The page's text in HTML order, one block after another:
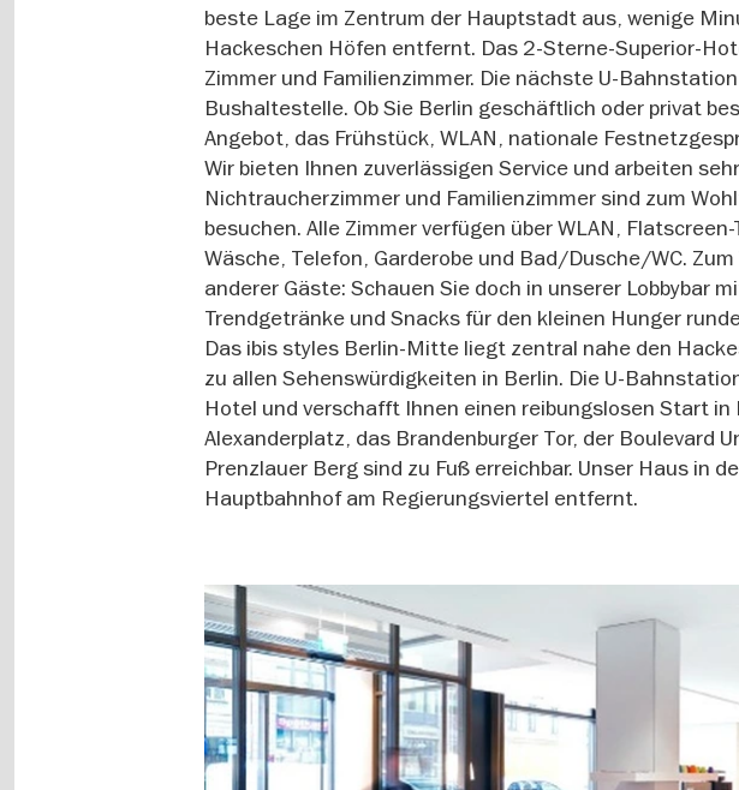
beste Lage im Zentrum der Hauptstadt aus, wenige
Hackeschen Höfen entfernt. Das 2-Sterne-Superior-
Zimmer und Familienzimmer. Die nächste U-
Bushaltestelle. Ob Sie Berlin geschäftlich oder privat
Angebot, das Frühstück, WLAN, nationale
Wir bieten Ihnen zuverlässigen Service und arbeiten
Nichtraucherzimmer und Familienzimmer sind zum
besuchen. Alle Zimmer verfügen über WLAN,
Wäsche, Telefon, Garderobe und Bad/Dusche/WC.
anderer Gäste: Schauen Sie doch in unserer Lobbybar
Trendgetränke und Snacks für den kleinen Hunger
Das ibis styles Berlin-Mitte liegt zentral nahe den
zu allen Sehenswürdigkeiten in Berlin. Die U-
Hotel und verschafft Ihnen einen reibungslosen Start
Alexanderplatz, das Brandenburger Tor, der Boulevard
Prenzlauer Berg sind zu Fuß erreichbar. Unser Haus in
Hauptbahnhof am Regierungsviertel entfernt.
Image
gallery